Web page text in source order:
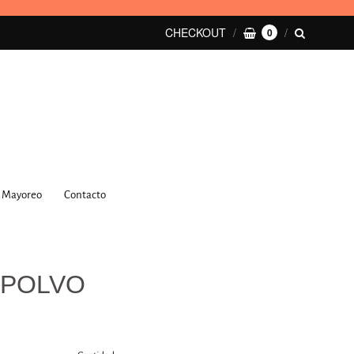
CHECKOUT 0
Mayoreo Contacto